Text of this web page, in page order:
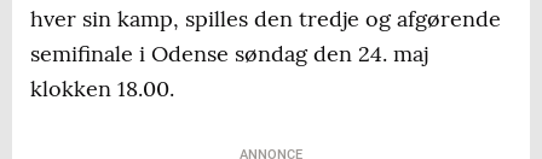
hver sin kamp, spilles den tredje og afgørende
semifinale i Odense søndag den 24. maj
klokken 18.00.
ANNONCE